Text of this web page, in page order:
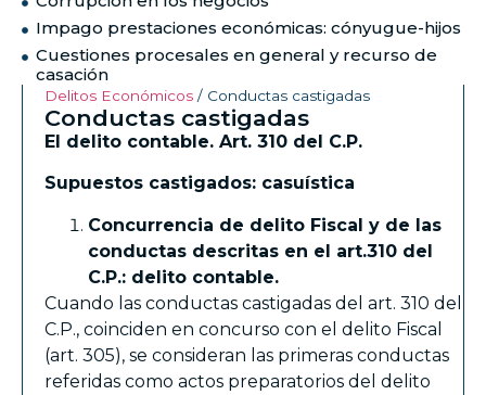
Impago prestaciones económicas: cónyugue-hijos
Cuestiones procesales en general y recurso de
casación
Delitos Económicos / Conductas castigadas
Conductas castigadas
El delito contable. Art. 310 del C.P.
Supuestos castigados: casuística
Concurrencia de delito Fiscal y de las
conductas descritas en el art.310 del
C.P.: delito contable.
Cuando las conductas castigadas del art. 310 del
C.P., coinciden en concurso con el delito Fiscal
(art. 305), se consideran las primeras conductas
referidas como actos preparatorios del delito